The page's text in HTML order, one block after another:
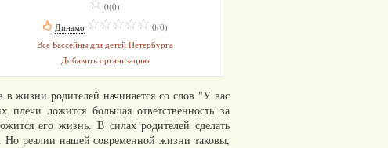
0(0)
Динамо
0(0)
Все Бассейны для детей Петербурга
Добавить организацию
жизни родителей начинается со слов "У вас
ложится большая ответственность за
его жизнь. В силах родителей сделать
реалии нашей современной жизни таковы,